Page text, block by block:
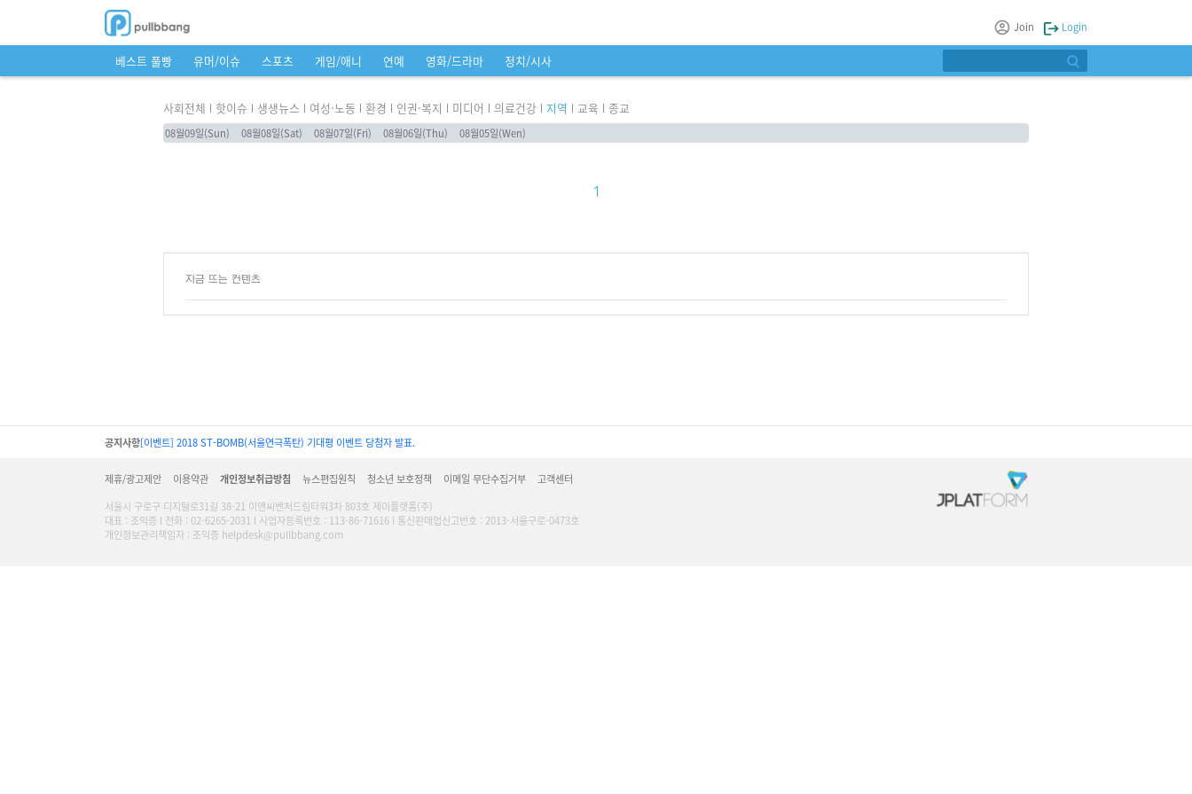
Join Login
베스트 풀빵 유머/이슈 스포츠 게임/애니 연예 영화/드라마 정치/시사
사회전체 핫이슈 생생뉴스 여성·노동 환경 인권·복지 미디어 의료건강 지역 교육 종교
08월09일(Sun) 08월08일(Sat) 08월07일(Fri) 08월06일(Thu) 08월05일(Wen)
1
지금 뜨는 컨텐츠
공지사항[이벤트] 2018 ST-BOMB(서울연극폭탄) 기대평 이벤트 당첨자 발표.
제휴/광고제안 이용약관 개인정보취급방침 뉴스편집원칙 청소년 보호정책 이메일 무단수집거부
고객센터
서울시 구로구 디지털로31길 38-21 이앤씨벤처드림타워3차 803호 제이플랫폼(주)
대표 : 조익증 l 전화 : 02-6265-2031 l 사업자등록번호 : 113-86-71616 l 통신판매업신고번호 : 2013-서울구로-0473호
개인정보관리책임자 : 조익증 helpdesk@pullbbang.com